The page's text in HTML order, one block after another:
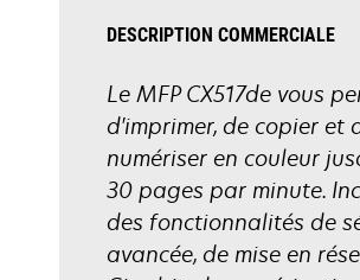
DESCRIPTION COMMERCIALE
Le MFP CX517de vous
d'imprimer, de copier et
numériser en couleur
30 pages par minute.
des fonctionnalités de
avancée, de mise en